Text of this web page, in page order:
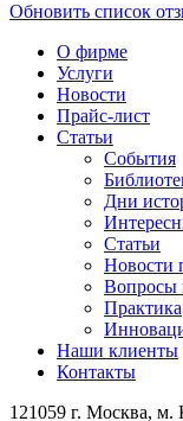
Обновить список
О фирме
Услуги
Новости
Прайс-лист
Статьи
События
Дни
Статьи
Новости
Вопросы
Практика
Наши клиенты
Контакты
121059 г. Москва, м.